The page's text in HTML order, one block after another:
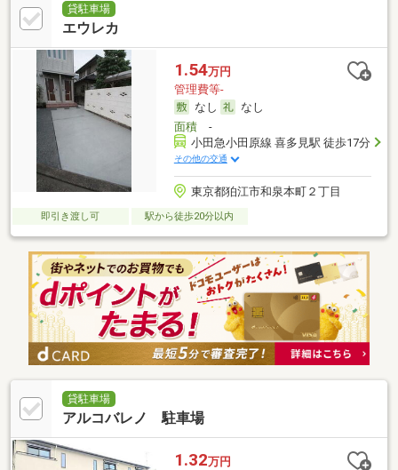
貸駐車場
エウレカ
1.54万円
管理費等-
なし
なし
面積-
小田急小田原線 喜多見駅 徒歩17分
その他の交通
東京都狛江市和泉本町２丁目
即引き渡し可 駅から徒歩20分以内
貸駐車場
アルコバレノ 駐車場
1.32万円